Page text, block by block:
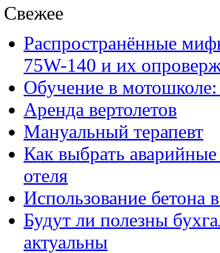
Свежее
Распространённые
75W-140 и их
Обучение в
Аренда вертолетов
Мануальный терапевт
Как выбрать
отеля
Использование бетона
Будут ли полезны
актуальны